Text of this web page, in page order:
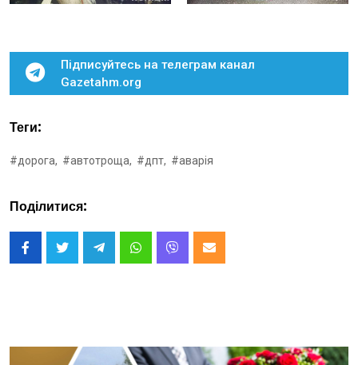
Підписуйтесь на телеграм канал
Gazetahm.org
Теги:
#дорога, #автотроща, #дпт, #аварія
Поділитися: